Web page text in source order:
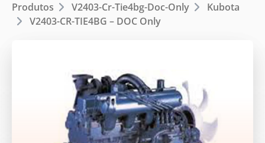
Produtos V2403-Cr-Tie4bg-Doc-Only
Kubota
V2403-CR-TIE4BG – DOC Only